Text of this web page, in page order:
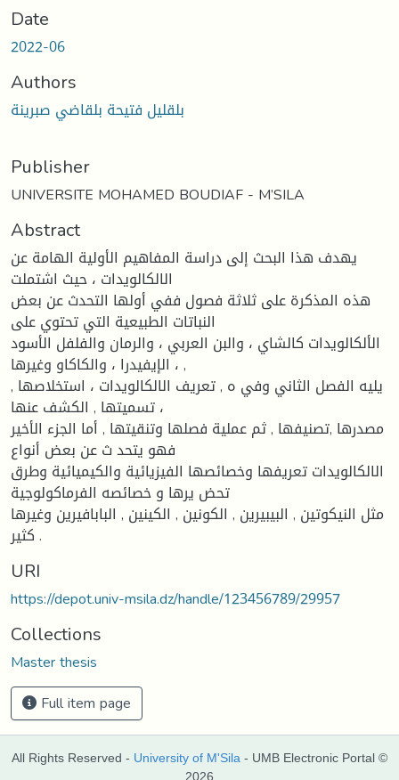
Date
2022-06
Authors
بلقليل فتيحة بلقاضي صبرينة
Publisher
UNIVERSITE MOHAMED BOUDIAF - M’SILA
Abstract
يهدف هذا البحث إلى دراسة المفاهيم الأولية الهامة عن
الالكالويدات ، حيث اشتملت
هذه المذكرة على ثلاثة فصول ففي أولها التحدث عن بعض
النباتات الطبيعية التي تحتوي على
الألكالويدات كالشاي ، والبن العربي ، والرمان والفلفل الأسود
، الإيفيدرا ، والكاكاو وغيرها ,
يليه الفصل الثاني وفي ه , تعريف الالكالويدات ، استخلاصها ,
تسميتها , الكشف عنها ،
مصدرها ,تصنيفها , ثم عملية فصلها وتنقيتها , أما الجزء الأخير
فهو يتحد ث عن بعض أنواع
الالكالويدات تعريفها وخصائصها الفيزيائية والكيميائية وطرق
تحض يرها و خصائصه الفرماكولوجية
مثل النيكوتين , البيبيرين , الكونين , الكينين , البابافيرين وغيرها
كثير .
URI
https://depot.univ-msila.dz/handle/123456789/29957
Collections
Master thesis
Full item page
All Rights Reserved - University of M'Sila - UMB Electronic Portal ©
2026